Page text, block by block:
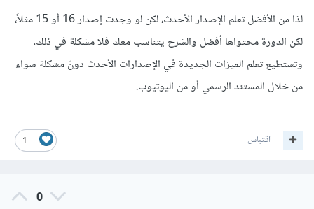
لذا من الأفضل تعلم الإصدار الأحدث، لكن لو وجدت إصدار 16 أو 15 مثلاً،
لكن الدورة محتواها أفضل والشرح يتناسب معك فلا مشكلة في ذلك،
وتستطيع تعلم الميزات الجديدة في الإصدارات الأحدث دونّ مشكلة سواء
من خلال المستند الرسمي أو من اليوتيوب.
1 اقتباس
0